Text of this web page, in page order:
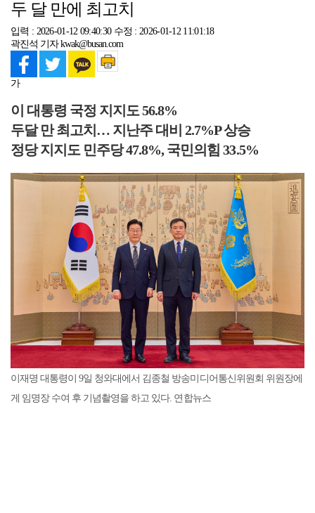
두 달 만에 최고치
입력 : 2026-01-12 09:40:30 수정 : 2026-01-12 11:01:18
곽진석 기자 kwak@busan.com
가
이 대통령 국정 지지도 56.8%
두달 만 최고치… 지난주 대비 2.7%P 상승
정당 지지도 민주당 47.8%, 국민의힘 33.5%
이재명 대통령이 9일 청와대에서 김종철 방송미디어통신위원회 위원장에
게 임명장 수여 후 기념촬영을 하고 있다. 연합뉴스